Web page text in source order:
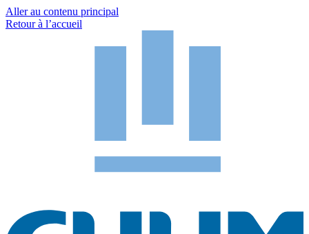
Aller au contenu principal
Retour à l’accueil